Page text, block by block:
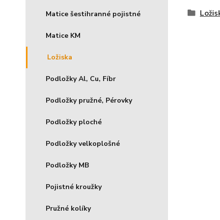
Matice šestihranné pojistné
Matice KM
Ložiska
Podložky Al, Cu, Fíbr
Podložky pružné, Pérovky
Podložky ploché
Podložky velkoplošné
Podložky MB
Pojistné kroužky
Pružné kolíky